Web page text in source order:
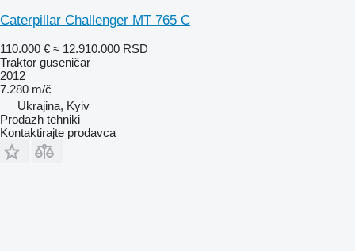
Caterpillar Challenger MT 765 C
110.000 € ≈ 12.910.000 RSD
Traktor guseničar
2012
7.280 m/č
Ukrajina, Kyiv
Prodazh tehniki
Kontaktirajte prodavca